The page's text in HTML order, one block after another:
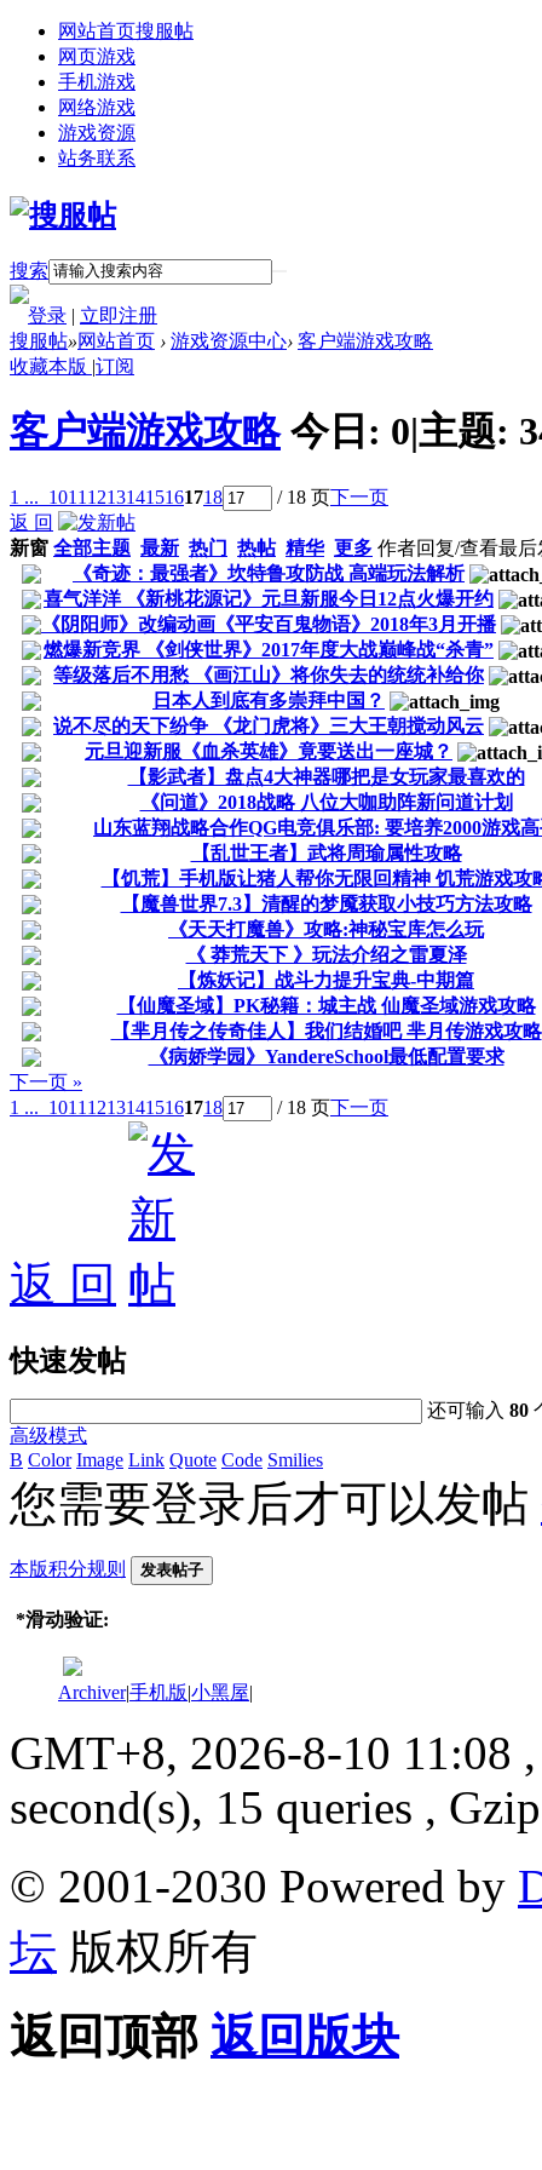
网站首页搜服帖
网页游戏
手机游戏
网络游戏
游戏资源
站务联系
搜索
登录 | 立即注册
搜服帖»网站首页 › 游戏资源中心› 客户端游戏攻略
收藏本版 |订阅
客户端游戏攻略 今日: 0|主题:
1 ... 1011 12131415161718 / 18 页下一页
返 回
新窗 全部主题 最新 热门 热帖 精华 更多 作者回复/查看最后
《奇迹：最强者》坎特鲁攻防战 高端玩法解析
喜气洋洋 《新桃花源记》元旦新服今日12点火爆开约
《阴阳师》改编动画《平安百鬼物语》2018年3月开播
燃爆新竞界 《剑侠世界》2017年度大战巅峰战“杀青”
等级落后不用愁 《画江山》将你失去的统统补给你
日本人到底有多崇拜中国？
说不尽的天下纷争 《龙门虎将》三大王朝搅动风云
元旦迎新服《血杀英雄》竟要送出一座城？
【影武者】盘点4大神器哪把是女玩家最喜欢的
《问道》2018战略 八位大咖助阵新问道计划
山东蓝翔战略合作QG电竞俱乐部: 要培养2000游戏
【乱世王者】武将周瑜属性攻略
【饥荒】手机版让猪人帮你无限回精神 饥荒游戏攻
【魔兽世界7.3】清醒的梦魇获取小技巧方法攻略
《天天打魔兽》攻略:神秘宝库怎么玩
《 莽荒天下 》玩法介绍之雷夏泽
【炼妖记】战斗力提升宝典-中期篇
【仙魔圣域】PK秘籍：城主战 仙魔圣域游戏攻略
【芈月传之传奇佳人】我们结婚吧 芈月传游戏攻略
《病娇学园》YandereSchool最低配置要求
下一页 »
1 ... 1011 12131415161718 / 18 页下一页
返 回
快速发帖
还可输入80
高级模式
B Color Image Link Quote Code Smilies
您需要登录后才可以发帖
本版积分规则 发表帖子
*滑动验证:
Archiver|手机版|小黑屋|
GMT+8, 2026-8-10 11:08
second(s), 15 queries ,
© 2001-2030 Powered by
坛 版权所有
返回顶部 返回版块